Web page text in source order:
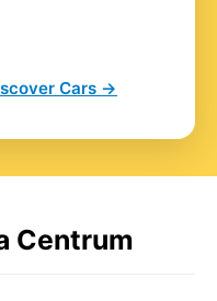
Cars →
Centrum